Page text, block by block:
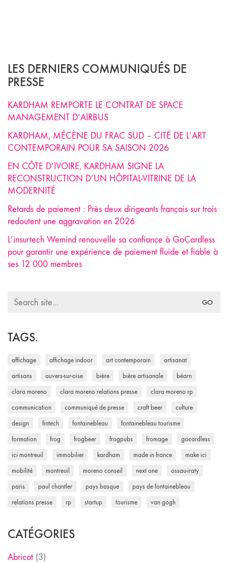
LES DERNIERS COMMUNIQUÉS DE
PRESSE
KARDHAM REMPORTE LE CONTRAT DE SPACE
MANAGEMENT D’AIRBUS
KARDHAM, MÉCÈNE DU FRAC SUD – CITÉ DE L’ART
CONTEMPORAIN POUR SA SAISON 2026
EN CÔTE D’IVOIRE, KARDHAM SIGNE LA
RECONSTRUCTION D’UN HÔPITAL-VITRINE DE LA
MODERNITÉ
Retards de paiement : Près deux dirigeants français sur trois
redoutent une aggravation en 2026
L’insurtech Wemind renouvelle sa confiance à GoCardless
pour garantir une expérience de paiement fluide et fiable à
ses 12 000 membres
Search
TAGS.
affichage affichage indoor art contemporain artisanat
artisans auvers-sur-oise bière bière artisanale béarn
clara moreno clara moreno relations presse clara moreno rp
communication communiqué de presse craft beer culture
design fintech fontainebleau fontainebleau tourisme
formation frog frogbeer frogpubs fromage gocardless
ici montreuil immobilier kardham made in france make ici
mobilité montreuil moreno conseil next one ossau-iraty
paris paul chantler pays basque pays de fontainebleau
relations presse rp startup tourisme van gogh
CATÉGORIES
Abricot (3)